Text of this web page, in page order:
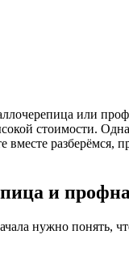
или
стоимости.
и
нужно понять,